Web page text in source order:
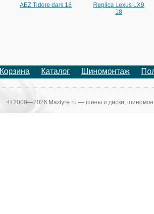
AEZ Tidore dark 18
Replica Lexus LX9
18
Корзина Каталог Шиномонтаж
© 2009—2026 Maxtyre.ru — шины и диски,